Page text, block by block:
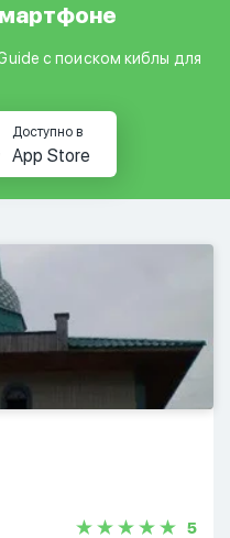
с поиском киблы для
Доступно в
App Store
5